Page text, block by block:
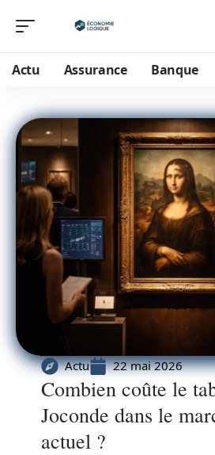
Actu Assurance Banque
Actu 22 mai 2026
Combien coûte le
Joconde dans le
actuel ?